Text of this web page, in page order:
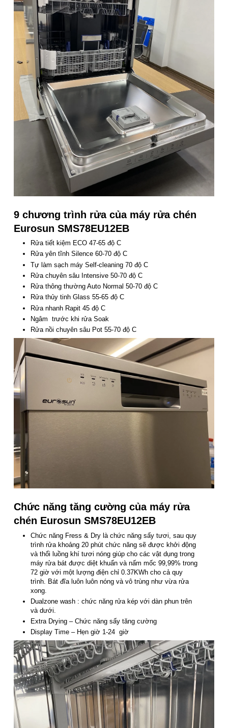
9 chương trình rửa của máy rửa chén
Eurosun SMS78EU12EB
Rửa tiết kiệm ECO 47-65 độ C
Rửa yên tĩnh Silence 60-70 độ C
Tự làm sạch máy Self-cleaning 70 độ C
Rửa chuyên sâu Intensive 50-70 độ C
Rửa thông thường Auto Normal 50-70 độ C
Rửa thủy tinh Glass 55-65 độ C
Rửa nhanh Rapit 45 độ C
Ngâm trước khi rửa Soak
Rửa nồi chuyên sâu Pot 55-70 độ C
Chức năng tăng cường của máy rửa
chén Eurosun SMS78EU12EB
Chức năng Fress & Dry là chức năng sấy tươi, sau quy
trình rửa khoảng 20 phút chức năng sẽ được khởi động
và thổi luồng khí tươi nóng giúp cho các vật dụng trong
máy rửa bát được diệt khuẩn và nấm mốc 99,99% trong
72 giờ với một lượng điện chỉ 0.37KWh cho cả quy
trình. Bát đĩa luôn luôn nóng và vô trùng như vừa rửa
xong.
Dualzone wash : chức năng rửa kép với dàn phun trên
và dưới.
Extra Drying – Chức năng sấy tăng cường
Display Time – Hẹn giờ 1-24 giờ